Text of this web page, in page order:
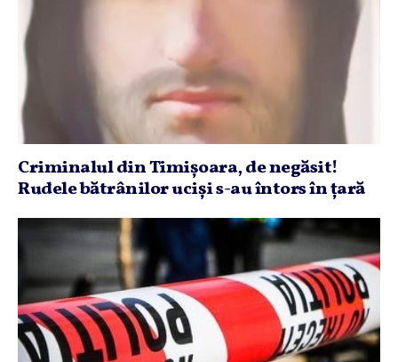
Criminalul din Timişoara, de negăsit!
Rudele bătrânilor ucişi s-au întors în ţară